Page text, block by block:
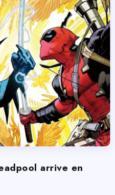
arrive en